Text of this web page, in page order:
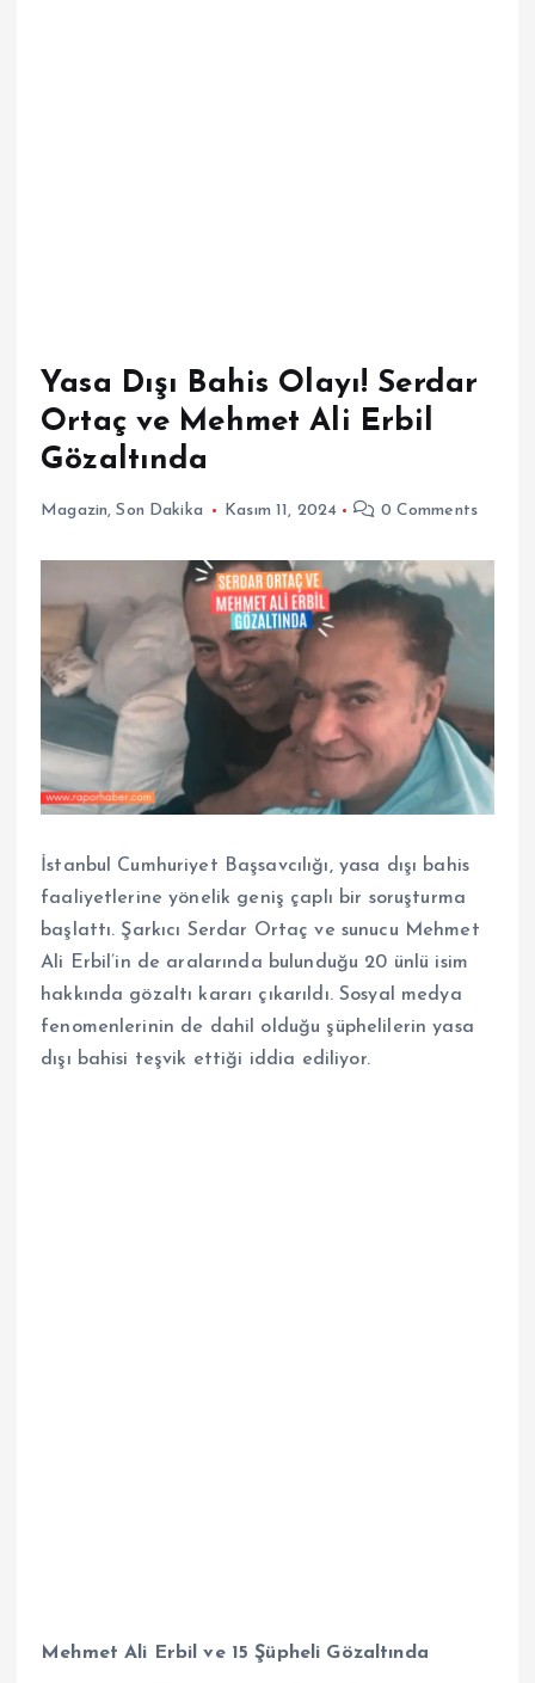
Yasa Dışı Bahis Olayı! Serdar
Ortaç ve Mehmet Ali Erbil
Gözaltında
Magazin,Son Dakika Kasım 11, 2024 0 Comments
İstanbul Cumhuriyet Başsavcılığı, yasa dışı bahis
faaliyetlerine yönelik geniş çaplı bir soruşturma
başlattı. Şarkıcı Serdar Ortaç ve sunucu Mehmet
Ali Erbil’in de aralarında bulunduğu 20 ünlü isim
hakkında gözaltı kararı çıkarıldı. Sosyal medya
fenomenlerinin de dahil olduğu şüphelilerin yasa
dışı bahisi teşvik ettiği iddia ediliyor.
Mehmet Ali Erbil ve 15 Şüpheli Gözaltında